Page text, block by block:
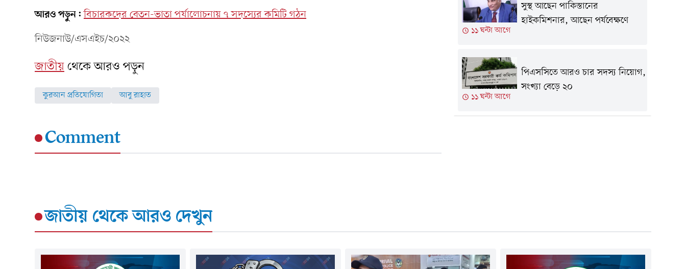
আরও পড়ুন: বিচারকদের বেতন-ভাতা পর্যালোচনায় ৭ সদস্যের কমিটি গঠন
নিউজনাউ/এসএইচ/২০২২
জাতীয়থেকে আরও পড়ুন
কুরআন প্রতিযোগিতা আবু রাহাত
Comment
১১ ঘন্টা আগে
সুস্থ আছেন পাকিস্তানের
হাইকমিশনার, আছেন পর্যবেক্ষণে
১১ ঘন্টা আগে
পিএসসিতে আরও চার সদস্য নিয়োগ,
সংখ্যা বেড়ে ২০
জাতীয় থেকে আরও দেখুন